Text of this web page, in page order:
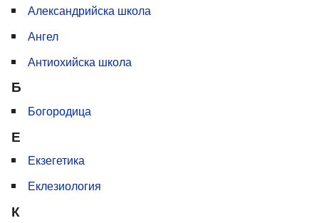
Александрийска школа
Ангел
Антиохийска школа
Б
Богородица
Е
Екзегетика
Еклезиология
К